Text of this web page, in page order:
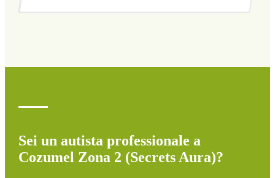
Sei un autista professionale a
Cozumel Zona 2 (Secrets Aura)?